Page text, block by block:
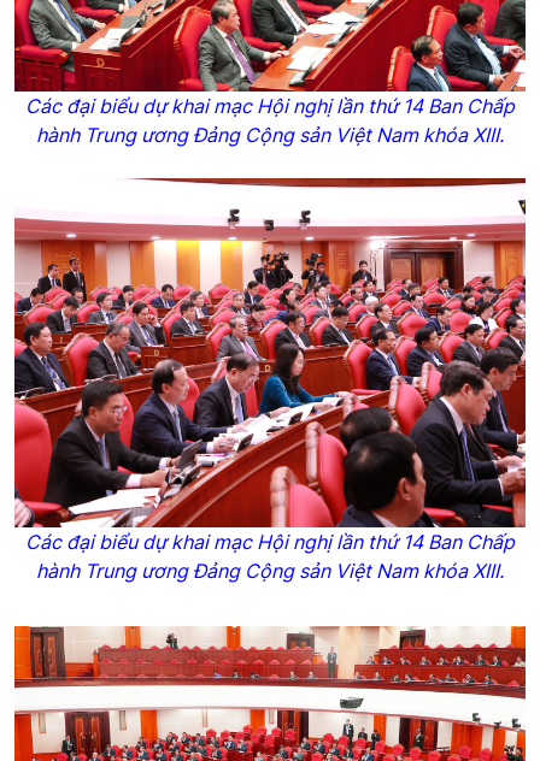
Các đại biểu dự khai mạc Hội nghị lần thứ 14 Ban Chấp
hành Trung ương Đảng Cộng sản Việt Nam khóa XIII.
Các đại biểu dự khai mạc Hội nghị lần thứ 14 Ban Chấp
hành Trung ương Đảng Cộng sản Việt Nam khóa XIII.